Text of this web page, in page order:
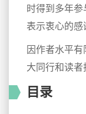
时得到多年
表示衷心的感
因作者水平
大同行和读者
目录